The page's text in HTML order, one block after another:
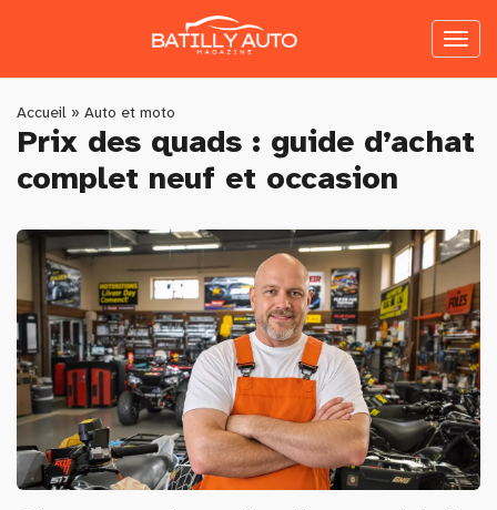
content
You
are
here
Accueil » Auto et moto
Prix des quads : guide d’achat
complet neuf et occasion